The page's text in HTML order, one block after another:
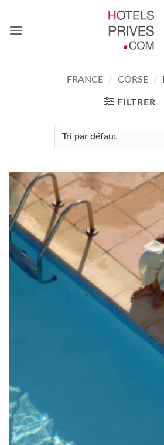
contenu
FRANCE / CORSE /
FILTRER